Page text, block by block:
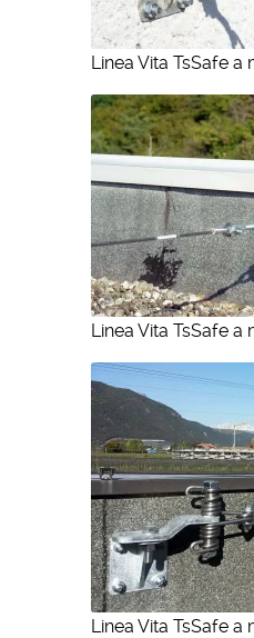
Linea Vita TsSafe
Linea Vita TsSafe
Linea Vita TsSafe